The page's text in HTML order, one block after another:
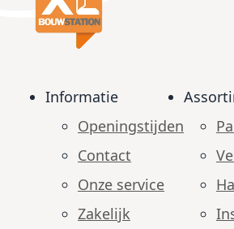
Informatie
Openingstijden
Contact
Onze service
Zakelijk